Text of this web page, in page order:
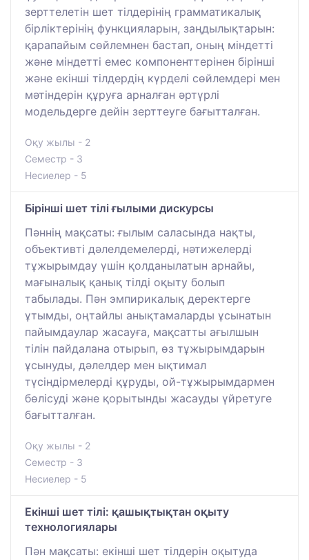
зерттелетін шет тілдерінің грамматикалық
бірліктерінің функцияларын, заңдылықтарын:
қарапайым сөйлемнен бастап, оның міндетті
және міндетті емес компоненттерінен бірінші
және екінші тілдердің күрделі сөйлемдері мен
мәтіндерін құруға арналған әртүрлі
модельдерге дейін зерттеуге бағытталған.
Оқу жылы - 2
Семестр - 3
Несиелер - 5
Бірінші шет тілі ғылыми дискурсы
Пәннің мақсаты: ғылым саласында нақты,
объективті дәлелдемелерді, нәтижелерді
тұжырымдау үшін қолданылатын арнайы,
мағыналық қанық тілді оқыту болып
табылады. Пән эмпирикалық деректерге
ұтымды, оңтайлы анықтамаларды ұсынатын
пайымдаулар жасауға, мақсатты ағылшын
тілін пайдалана отырып, өз тұжырымдарын
ұсынуды, дәлелдер мен ықтимал
түсіндірмелерді құруды, ой-тұжырымдармен
бөлісуді және қорытынды жасауды үйретуге
бағытталған.
Оқу жылы - 2
Семестр - 3
Несиелер - 5
Екінші шет тілі: қашықтықтан оқыту
технологиялары
Пән мақсаты: екінші шет тілдерін оқытуда